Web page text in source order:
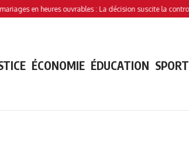
en heures ouvrables : La décision suscite la controverse
ÉCONOMIE ÉDUCATION SPORT